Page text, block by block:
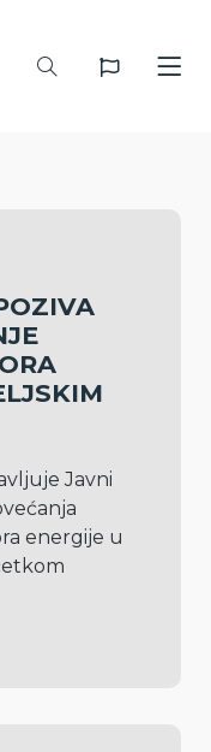
Javni
energije u